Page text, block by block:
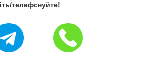
телефонуйте!